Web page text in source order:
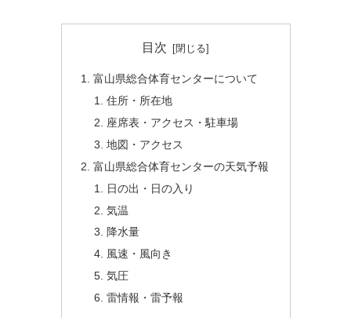
目次
富山県総合体育センターについて
住所・所在地
座席表・アクセス・駐車場
地図・アクセス
富山県総合体育センターの天気予報
日の出・日の入り
気温
降水量
風速・風向き
気圧
雷情報・雷予報